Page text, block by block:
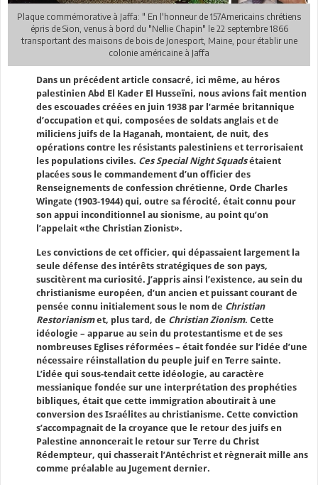
Plaque commémorative à Jaffa: " En l'honneur de 157Americains chrétiens
épris de Sion, venus à bord du "Nellie Chapin" le 22 septembre 1866
transportant des maisons de bois de Jonesport, Maine, pour établir une
colonie américaine à Jaffa
Dans un précédent article consacré, ici même, au héros
palestinien Abd El Kader El Husseïni, nous avions fait mention
des escouades créées en juin 1938 par l’armée britannique
d’occupation et qui, composées de soldats anglais et de
miliciens juifs de la Haganah, montaient, de nuit, des
opérations contre les résistants palestiniens et terrorisaient
les populations civiles. Ces Special Night Squadsétaient
placées sous le commandement d’un officier des
Renseignements de confession chrétienne, Orde Charles
Wingate (1903-1944) qui, outre sa férocité, était connu pour
son appui inconditionnel au sionisme, au point qu’on
l’appelait «the Christian Zionist».
Les convictions de cet officier, qui dépassaient largement la
seule défense des intérêts stratégiques de son pays,
suscitèrent ma curiosité. J’appris ainsi l’existence, au sein du
christianisme européen, d’un ancien et puissant courant de
pensée connu initialement sous le nom de Christian
Restorianismet, plus tard, de Christian Zionism. Cette
idéologie – apparue au sein du protestantisme et de ses
nombreuses Eglises réformées – était fondée sur l’idée d’une
nécessaire réinstallation du peuple juif en Terre sainte.
L’idée qui sous-tendait cette idéologie, au caractère
messianique fondée sur une interprétation des prophéties
bibliques, était que cette immigration aboutirait à une
conversion des Israélites au christianisme. Cette conviction
s’accompagnait de la croyance que le retour des juifs en
Palestine annoncerait le retour sur Terre du Christ
Rédempteur, qui chasserait l’Antéchrist et règnerait mille ans
comme préalable au Jugement dernier.